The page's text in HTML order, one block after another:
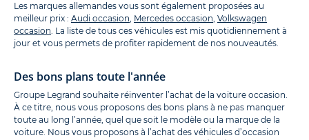
Les marques allemandes vous sont également proposées au
meilleur prix : Audi occasion, Mercedes occasion, Volkswagen
occasion. La liste de tous ces véhicules est mis quotidiennement à
jour et vous permets de profiter rapidement de nos nouveautés.
Des bons plans toute l'année
Groupe Legrand souhaite réinventer l’achat de la voiture occasion.
À ce titre, nous vous proposons des bons plans à ne pas manquer
toute au long l’année, quel que soit le modèle ou la marque de la
voiture. Nous vous proposons à l’achat des véhicules d’occasion